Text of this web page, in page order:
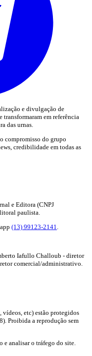
e divulgação de
transformaram em referência
das urnas.
compromisso do grupo
credibilidade em todas as
e Editora (CNPJ
paulista.
(13) 99123-2141
Iafullo Challoub - diretor
comercial/administrativo.
etc) estão protegidos
Proibida a reprodução sem
e analisar o tráfego do site.